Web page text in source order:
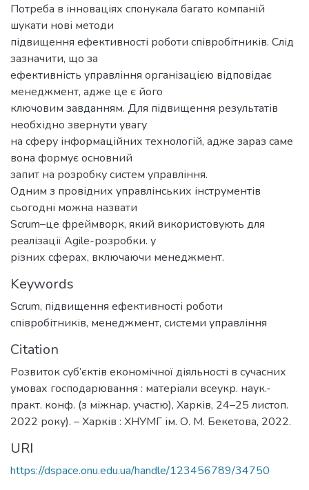
Потреба в інноваціях спонукала багато компаній
шукати нові методи
підвищення ефективності роботи співробітників. Слід
зазначити, що за
ефективність управління організацією відповідає
менеджмент, адже це є його
ключовим завданням. Для підвищення результатів
необхідно звернути увагу
на сферу інформаційних технологій, адже зараз саме
вона формує основний
запит на розробку систем управління.
Одним з провідних управлінських інструментів
сьогодні можна назвати
Scrum–це фреймворк, який використовують для
реалізації Agile-розробки. у
різних сферах, включаючи менеджмент.
Keywords
Scrum, підвищення ефективності роботи
співробітників, менеджмент, системи управління
Citation
Розвиток суб’єктів економічної діяльності в сучасних
умовах господарювання : матеріали всеукр. наук.-
практ. конф. (з міжнар. участю), Харків, 24–25 листоп.
2022 року). – Харків : ХНУМГ ім. О. М. Бекетова, 2022.
URI
https://dspace.onu.edu.ua/handle/123456789/34750